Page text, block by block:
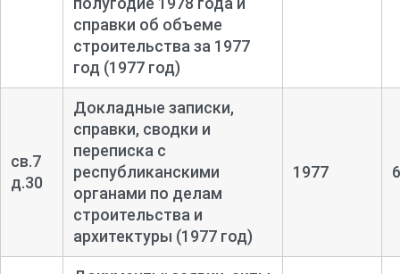
справки об объеме
строительства за 1977
год (1977 год)
св.7
д.30
Докладные записки,
справки, сводки и
переписка с
республиканскими
органами по делам
строительства и
архитектуры (1977 год)
1977